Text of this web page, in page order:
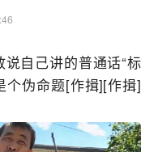
自己讲的普通话“标
个伪命题[作揖][作揖]